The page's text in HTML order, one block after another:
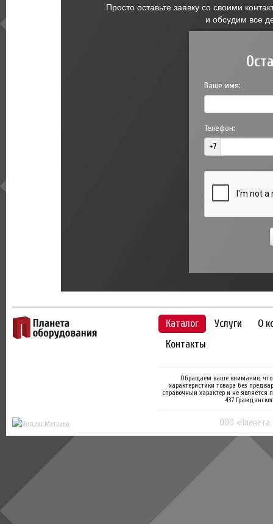
Просто оставьте заявку со своими
и обсудим все
Ваше имя:
Телефон:
+7
Каталог Услуги
О
Контакты
Обращаем ваше внимание, что
характеристики товара без
справочный характер и не
437
ООО